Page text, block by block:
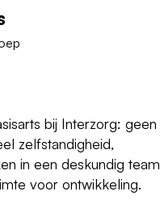
bij Interzorg: geen
zelfstandigheid,
in een deskundig team
voor ontwikkeling.